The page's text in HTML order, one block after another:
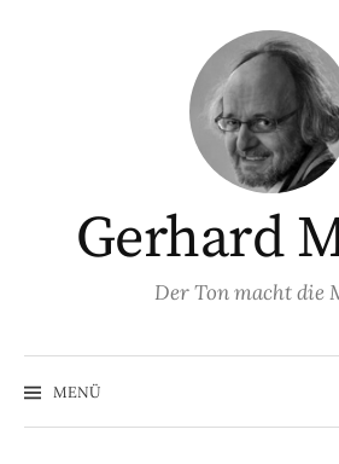
Gerhard
Der Ton macht die
MENÜ